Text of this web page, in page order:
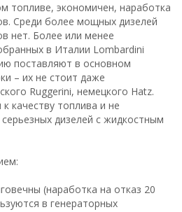
топливе, экономичен, наработка
Среди более мощных дизелей
нет. Более или менее
в Италии Lombardini
поставляют в основном
– их не стоит даже
Ruggerini, немецкого Hatz.
качеству топлива и не
дизелей с жидкостным
(наработка на отказ 20
в генераторных